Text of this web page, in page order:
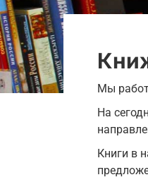
Мы
На
Книги в